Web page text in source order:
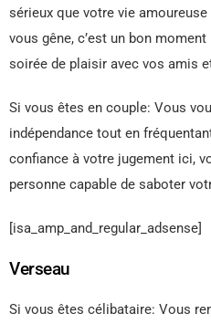
sérieux que votre vie
vous gêne, c’est un bon
soirée de plaisir avec vos amis
Si vous êtes en couple: Vous
indépendance tout en
confiance à votre jugement ici,
personne capable de saboter
[isa_amp_and_regular_adsense]
Verseau
Si vous êtes célibataire: Vous